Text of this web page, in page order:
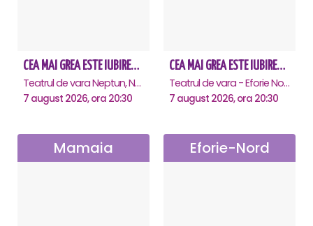
CEA MAI GREA ESTE IUBIREA - Neptun
Teatrul de vara Neptun, Neptun
7 august 2026, ora 20:30
CEA MAI GREA ESTE IUBIREA - Eforie Nord
Teatrul de vara - Eforie Nord, Eforie-Nord
7 august 2026, ora 20:30
Mamaia Eforie-Nord